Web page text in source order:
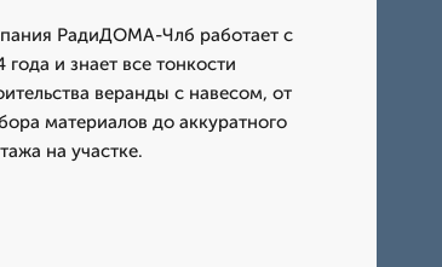
РадиДОМА-Члб работает с
года и знает все тонкости
веранды с навесом, от
материалов до аккуратного
на участке.